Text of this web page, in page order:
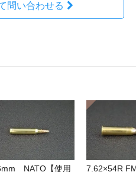
問い合わせる
NATO【使用
7.62×54R